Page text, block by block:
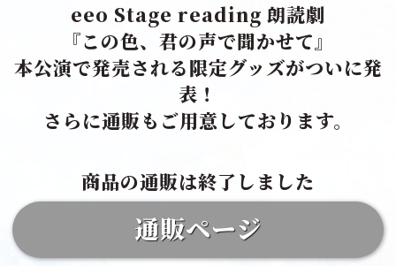
eeo Stage reading 朗読劇
『この色、君の声で聞かせて』
本公演で発売される限定グッズがついに発
表！
さらに通販もご用意しております。
商品の通販は終了しました
通販ページ